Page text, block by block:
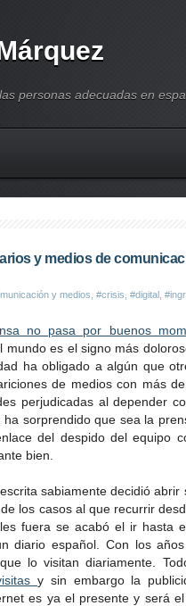
personas adecuadas en
y medios de
y medios #crisis #digital
no pasa por buenos
mundo es el signo más
ha obligado a algún que
de medios con más
perjudicadas al depender
sorprendido que sea la
del despido del equipo
bien.
sabiamente decidió abrir
los casos al que recurrir
fuera se acabó el ir hasta
diario español. Con los
lo visitan diariamente.
y sin embargo la
es ya el presente y será